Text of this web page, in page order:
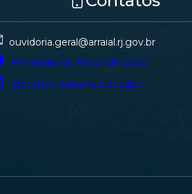
ouvidoria.geral@arraial.rj.gov.br
Prefeitura de Arraial do Cabo
@prefeituradearraialdocabo